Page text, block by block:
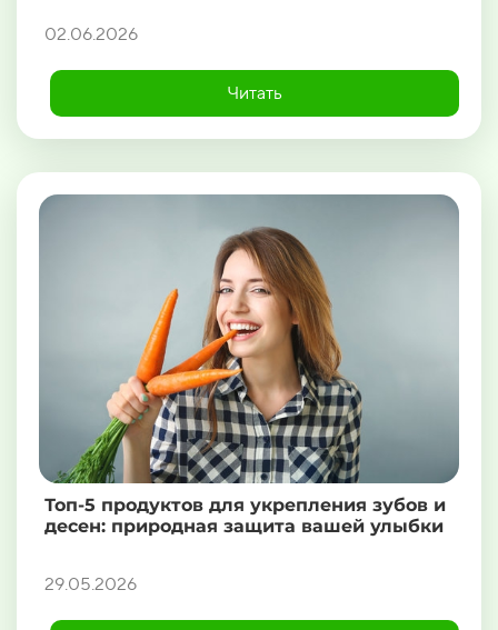
02.06.2026
Читать
Топ-5 продуктов для укрепления зубов и
десен: природная защита вашей улыбки
29.05.2026